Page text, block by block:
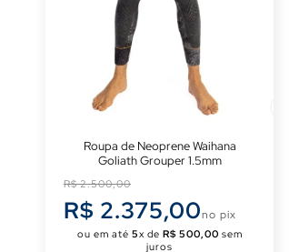
Roupa de Neoprene Waihana
Goliath Grouper 1.5mm
Preço
normal
R$ 2.500,00
R$ 2.375,00no pix
ou em até 5x de R$ 500,00 sem
juros